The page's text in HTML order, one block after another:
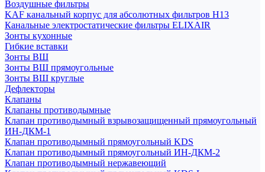
Воздушные фильтры
KAF канальный корпус для абсолютных фильтров H13
Канальные электростатические фильтры ELIXAIR
Зонты кухонные
Гибкие вставки
Зонты ВШ
Зонты ВШ прямоугольные
Зонты ВШ круглые
Дефлекторы
Клапаны
Клапаны противодымные
Клапан противодымный взрывозащищенный прямоугольный
ИН-ДКМ-1
Клапан противодымный прямоугольный KDS
Клапан противодымный прямоугольный ИН-ДКМ-2
Клапан противодымный нержавеющий